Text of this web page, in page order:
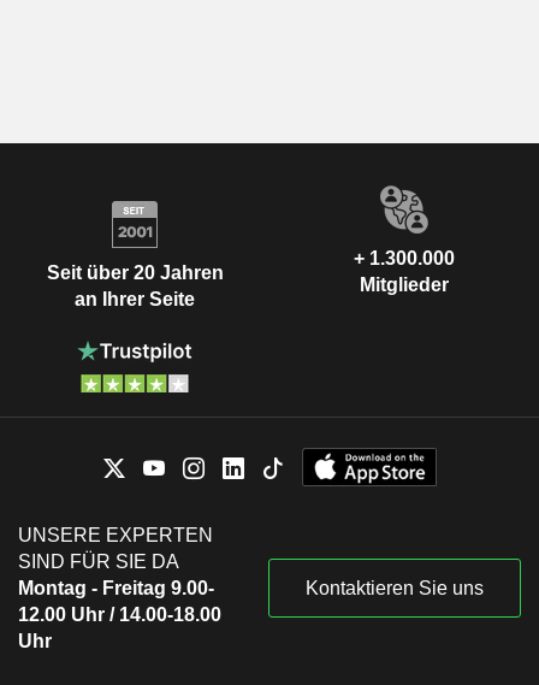
Seit über 20 Jahren
an Ihrer Seite
+ 1.300.000
Mitglieder
UNSERE EXPERTEN
SIND FÜR SIE DA
Montag - Freitag 9.00-
12.00 Uhr / 14.00-18.00
Uhr
Kontaktieren Sie uns